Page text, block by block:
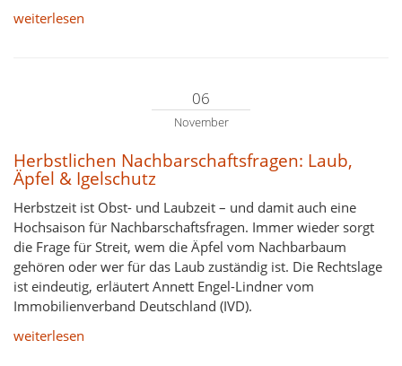
weiterlesen
06
November
Herbstlichen Nachbarschaftsfragen: Laub,
Äpfel & Igelschutz
Herbstzeit ist Obst- und Laubzeit – und damit auch eine
Hochsaison für Nachbarschaftsfragen. Immer wieder sorgt
die Frage für Streit, wem die Äpfel vom Nachbarbaum
gehören oder wer für das Laub zuständig ist. Die Rechtslage
ist eindeutig, erläutert Annett Engel-Lindner vom
Immobilienverband Deutschland (IVD).
weiterlesen